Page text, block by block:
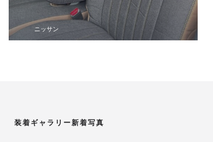
ニッサン
装着ギャラリー新着写真